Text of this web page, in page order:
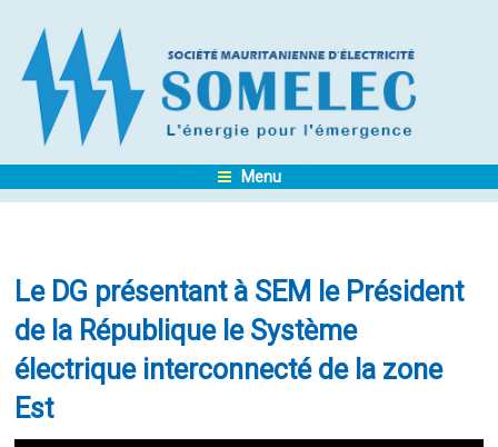
Menu
Le DG présentant à SEM le Président
de la République le Système
électrique interconnecté de la zone
Est